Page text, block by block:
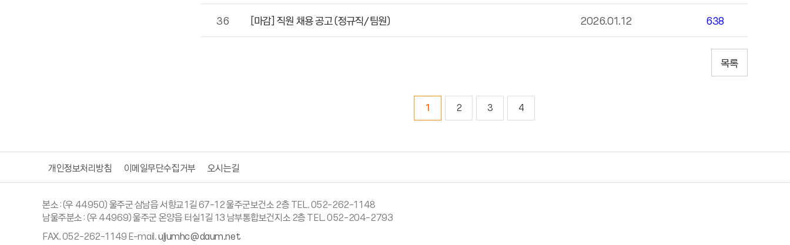
36 [마감] 직원 채용 공고 (정규직/팀원) 2026.01.12 638
1 2 3 4
개인정보처리방침 이메일무단수집거부 오시는길
본소 : (우 44950) 울주군 삼남읍 서향교1길 67-12 울주군보건소 2층 TEL. 052-262-1148
남울주분소 : (우 44969) 울주군 온양읍 터실1길 13 남부통합보건지소 2층 TEL. 052-204-2793
FAX. 052-262-1149 E-mail.uljumhc@daum.net